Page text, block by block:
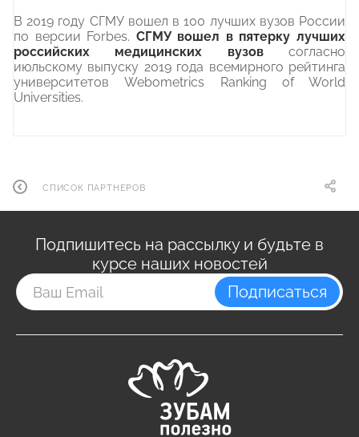
В 2019 году СГМУ вошел в 100 лучших вузов России
по версии Forbes. СГМУ вошел в пятерку лучших
российских медицинских вузовсогласно
июльскому выпуску 2019 года всемирного рейтинга
университетов Webometrics Ranking of World
Universities.
СПИСОК ПАРТНЕРОВ
Подпишитесь на рассылку и будьте в
курсе наших новостей
Подписаться